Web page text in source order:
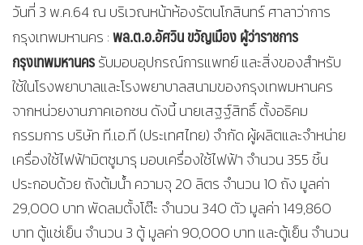
วันที่ 3 พ.ค.64 ณ บริเวณหน้าห้องรัตนโกสินทร์ ศาลาว่าการ
กรุงเทพมหานคร :พล.ต.อ.อัศวิน ขวัญเมือง ผู้ว่าราชการ
กรุงเทพมหานครรับมอบอุปกรณ์การแพทย์ และสิ่งของสำหรับ
ใช้ในโรงพยาบาลและโรงพยาบาลสนามของกรุงเทพมหานคร
จากหน่วยงานภาคเอกชน ดังนี้ นายเสฐฐ์สิทธิ์ ตั้งอธิคม
กรรมการ บริษัท ที.เอ.ที (ประเทศไทย) จำกัด ผู้ผลิตและจำหน่าย
เครื่องใช้ไฟฟ้ามิตซูมารุ มอบเครื่องใช้ไฟฟ้า จำนวน 355 ชิ้น
ประกอบด้วย ถังต้มน้ำ ความจุ 20 ลิตร จำนวน 10 ถัง มูลค่า
29,000 บาท พัดลมตั้งโต๊ะ จำนวน 340 ตัว มูลค่า 149,860
บาท ตู้แช่เย็น จำนวน 3 ตู้ มูลค่า 90,000 บาท และตู้เย็น จำนวน